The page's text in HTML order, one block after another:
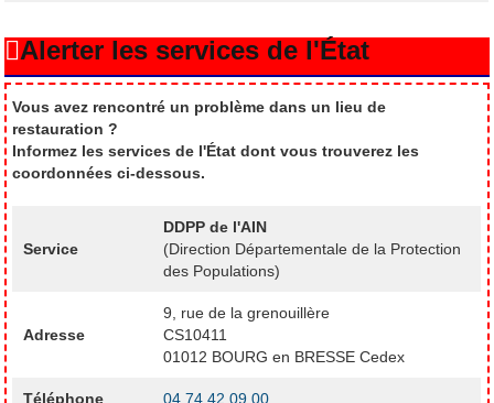
Alerter les services de l'État
Vous avez rencontré un problème dans un lieu de
restauration ?
Informez les services de l'État dont vous trouverez les
coordonnées ci-dessous.
Service
DDPP de l'AIN
(Direction Départementale de la Protection
des Populations)
Adresse
9, rue de la grenouillère
CS10411
01012 BOURG en BRESSE Cedex
Téléphone 04 74 42 09 00